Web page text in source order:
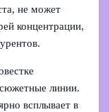
не может
концентрации,
линии.
всплывает в